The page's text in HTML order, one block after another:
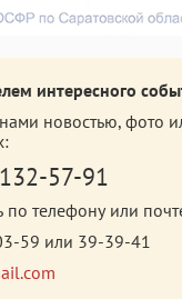
интересного
новостью, фото
57-91
по телефону или
59 или 39-39-41